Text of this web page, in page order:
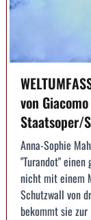
von
Staatsoper/
Anna-Sophie
"Turandot" einen
nicht mit einem
Schutzwall von
bekommt sie